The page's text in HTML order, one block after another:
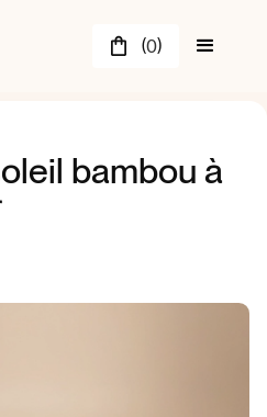
(0)
bambou à